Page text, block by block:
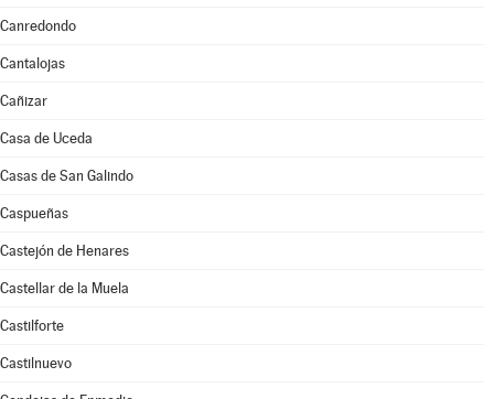
Canredondo
Cantalojas
Cañizar
Casa de Uceda
Casas de San Galindo
Caspueñas
Castejón de Henares
Castellar de la Muela
Castilforte
Castilnuevo